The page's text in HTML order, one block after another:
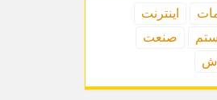
اینترنت
صنعت